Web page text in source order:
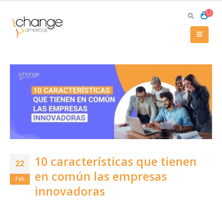
22
Feb
10 características que tienen
en común las empresas
innovadoras